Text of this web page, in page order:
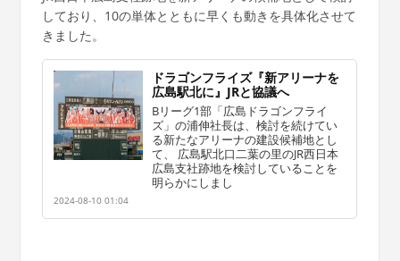
しており、10の単体とともに早くも動きを具体化させて
きました。
ドラゴンフライズ『新アリーナを
広島駅北に』JRと協議へ
Bリーグ1部「広島ドラゴンフライ
ズ」の浦伸社長は、検討を続けてい
る新たなアリーナの建設候補地とし
て、 広島駅北口二葉の里のJR西日本
広島支社跡地を検討していることを
明らかにしまし
2024-08-10 01:04